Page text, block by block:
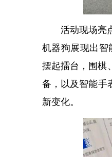
活动现场亮
机器狗展现出智
摆起擂台，围棋
备，以及智能手
新变化。